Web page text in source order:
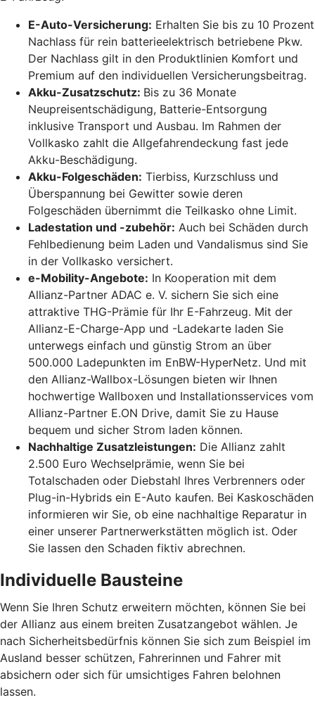
E-Auto-Versicherung: Erhalten Sie bis zu 10 Prozent
Nachlass für rein batterieelektrisch betriebene Pkw.
Der Nachlass gilt in den Produktlinien Komfort und
Premium auf den individuellen Versicherungsbeitrag.
Akku-Zusatzschutz: Bis zu 36 Monate
Neupreisentschädigung, Batterie-Entsorgung
inklusive Transport und Ausbau. Im Rahmen der
Vollkasko zahlt die Allgefahrendeckung fast jede
Akku-Beschädigung.
Akku-Folgeschäden: Tierbiss, Kurzschluss und
Überspannung bei Gewitter sowie deren
Folgeschäden übernimmt die Teilkasko ohne Limit.
Ladestation und -zubehör: Auch bei Schäden durch
Fehlbedienung beim Laden und Vandalismus sind Sie
in der Vollkasko versichert.
e-Mobility-Angebote: In Kooperation mit dem
Allianz-Partner ADAC e. V. sichern Sie sich eine
attraktive THG-Prämie für Ihr E-Fahrzeug. Mit der
Allianz-E-Charge-App und -Ladekarte laden Sie
unterwegs einfach und günstig Strom an über
500.000 Ladepunkten im EnBW-HyperNetz. Und mit
den Allianz-Wallbox-Lösungen bieten wir Ihnen
hochwertige Wallboxen und Installationsservices vom
Allianz-Partner E.ON Drive, damit Sie zu Hause
bequem und sicher Strom laden können.
Nachhaltige Zusatzleistungen: Die Allianz zahlt
2.500 Euro Wechselprämie, wenn Sie bei
Totalschaden oder Diebstahl Ihres Verbrenners oder
Plug-in-Hybrids ein E-Auto kaufen. Bei Kaskoschäden
informieren wir Sie, ob eine nachhaltige Reparatur in
einer unserer Partnerwerkstätten möglich ist. Oder
Sie lassen den Schaden fiktiv abrechnen.
Individuelle Bausteine
Wenn Sie Ihren Schutz erweitern möchten, können Sie bei
der Allianz aus einem breiten Zusatzangebot wählen. Je
nach Sicherheitsbedürfnis können Sie sich zum Beispiel im
Ausland besser schützen, Fahrerinnen und Fahrer mit
absichern oder sich für umsichtiges Fahren belohnen
lassen.